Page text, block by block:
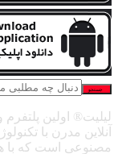
جستجو
لیلیت® اولین پلتفرم
آنلاین مدرن با
مصنوعی است که با